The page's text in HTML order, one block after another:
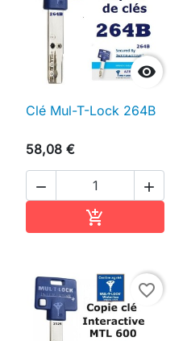

Clé Mul-T-Lock 264B
58,08 €
 

favorite_border